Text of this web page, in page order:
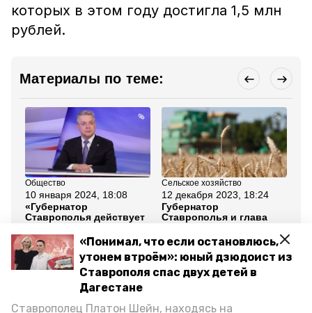
«Понимал, что если остановлюсь,
утонем втроём»: юный дзюдоист из
Ставрополя спас двух детей в
Дагестане
Ставрополец Платон Шейн, находясь на
которых в этом году достигла 1,5 млн
рублей.
Материалы по теме:
Общество
10 января 2024, 18:08
«Губернатор
Ставрополья действует
АПК» — политолог
Сельское хозяйство
12 декабря 2023, 18:24
Губернатор
Ставрополья и глава
расширить
сотрудничество в АПК
Все новости